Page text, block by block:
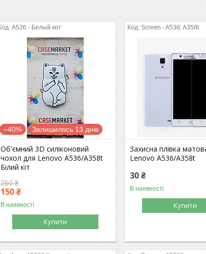
A536 - Белый кот
–40% Залишилось 13 днів
Об'ємний 3D силіконовий
чохол для Lenovo A536/A358t
Білий кіт
250 ₴
150 ₴
В наявності
Купити
Screen - A536; A358t
Захисна плівка
Lenovo A536/A358t
30 ₴
В наявності
Купити